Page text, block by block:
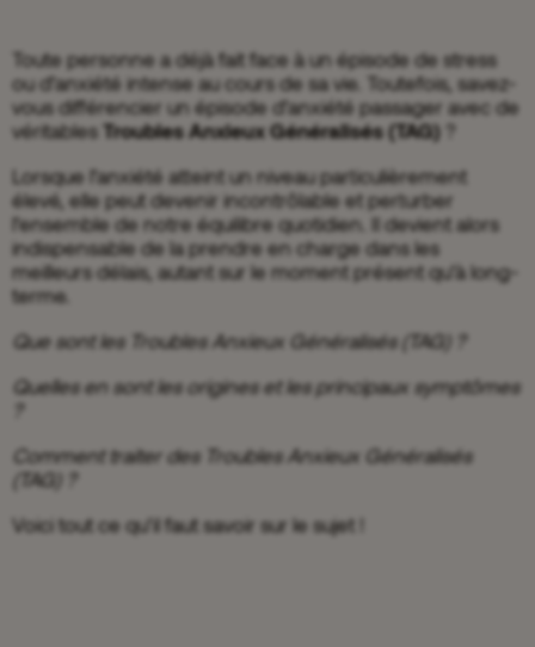
Toute personne a déjà fait face à un épisode de stress
ou d’anxiété intense au cours de sa vie. Toutefois, savez-
vous différencier un épisode d’anxiété passager avec de
véritables Troubles Anxieux Généralisés (TAG) ?
Lorsque l’anxiété atteint un niveau particulièrement
élevé, elle peut devenir incontrôlable et perturber
l’ensemble de notre équilibre quotidien. Il devient alors
indispensable de la prendre en charge dans les
meilleurs délais, autant sur le moment présent qu’à long-
terme.
Que sont les Troubles Anxieux Généralisés (TAG) ?
Quelles en sont les origines et les principaux symptômes
?
Comment traiter des Troubles Anxieux Généralisés
(TAG) ?
Voici tout ce qu’il faut savoir sur le sujet !